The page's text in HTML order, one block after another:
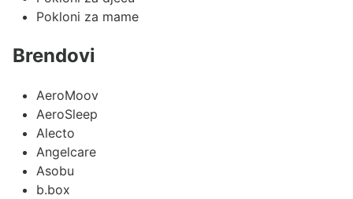
Pokloni za mame
Brendovi
AeroMoov
AeroSleep
Alecto
Angelcare
Asobu
b.box